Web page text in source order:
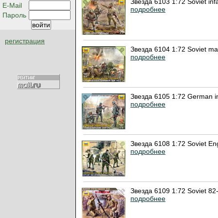
E-Mail
Пароль
регистрация
Звезда 6103 1:72 Soviet
подробнее
Звезда 6104 1:72 Soviet
подробнее
Звезда 6105 1:72 German
подробнее
Звезда 6108 1:72 Soviet
подробнее
Звезда 6109 1:72 Soviet
подробнее